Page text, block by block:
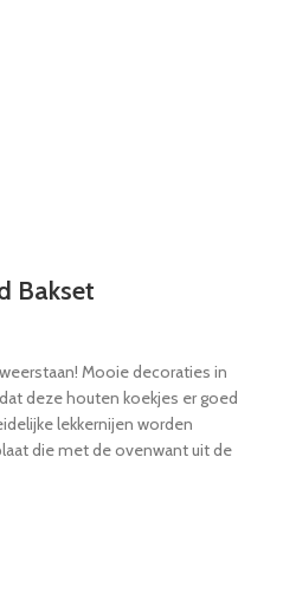
roze taartschotel completeren
Bakset
Mooie decoraties in
deze houten koekjes er goed
lekkernijen worden
die met de ovenwant uit de
elke goed gesorteerde bakkerij bij
heeft de mooiste